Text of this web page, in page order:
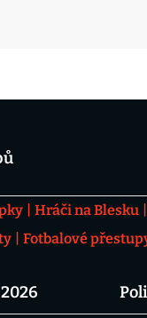
Hráči na Blesku
Fotbalové